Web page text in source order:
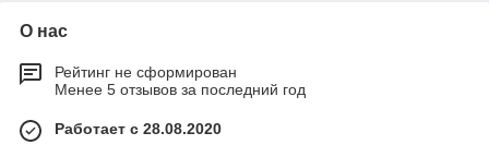
О нас
Рейтинг не сформирован
Менее 5 отзывов за последний год
Работает с 28.08.2020